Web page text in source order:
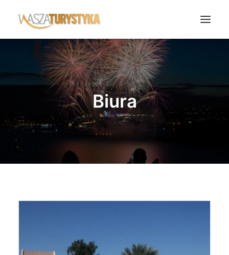
Księga wspomnień
Biura podróży
Noclegi
Polska
Świat
Wasze Podróże
Biura